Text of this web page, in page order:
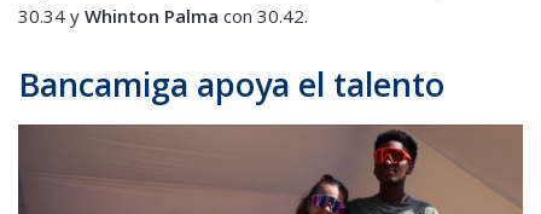
30.34 y Whinton Palma con 30.42.
Bancamiga apoya el talento